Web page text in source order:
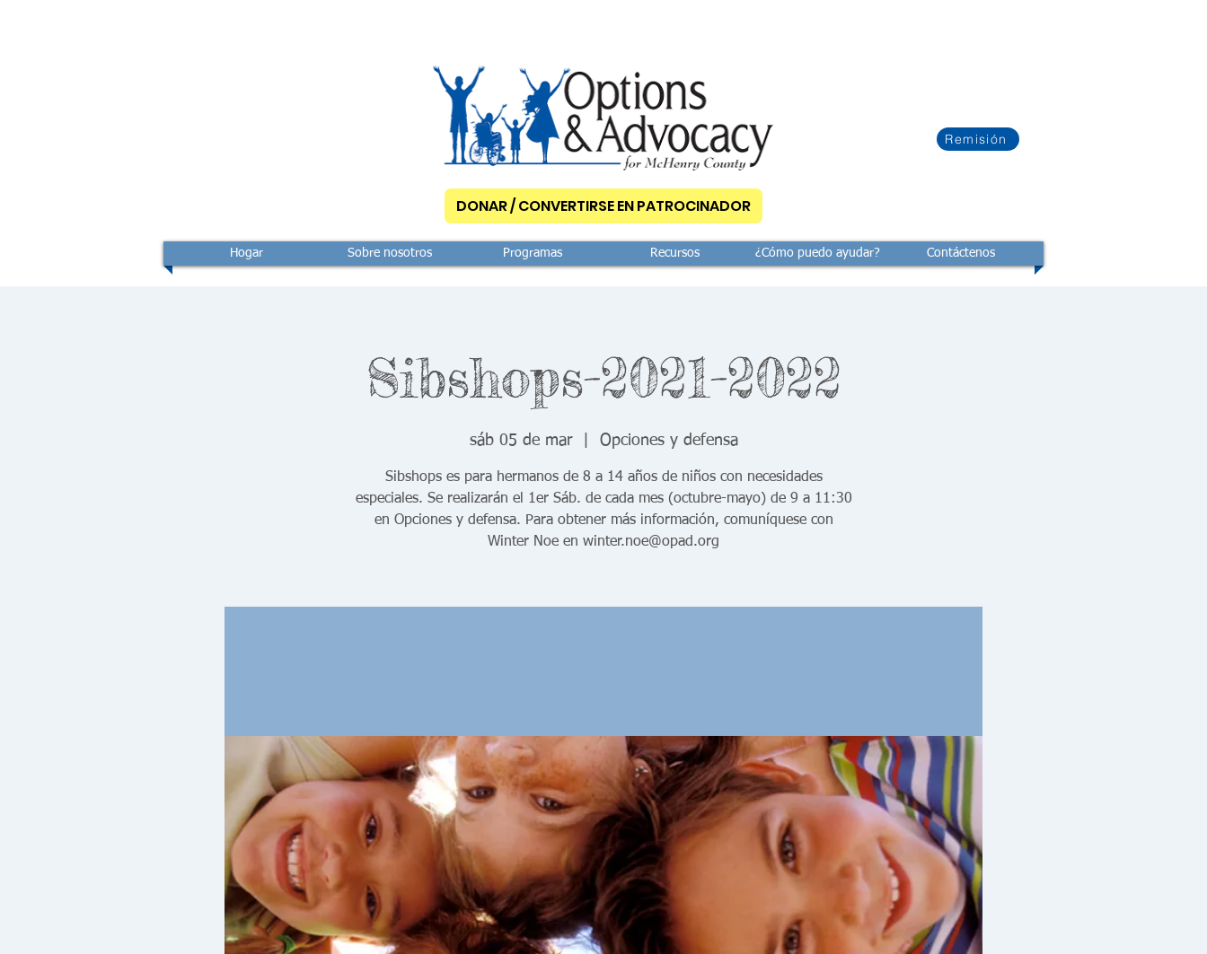
Remisión
DONAR / CONVERTIRSE EN PATROCINADOR
Hogar Sobre nosotros Programas Recursos ¿Cómo puedo ayudar? Contáctenos
Sibshops-2021-2022
sáb 05 de mar
  |
Opciones y defensa
Sibshops es para hermanos de 8 a 14 años de niños con necesidades
especiales. Se realizarán el 1er Sáb. de cada mes (octubre-mayo) de 9 a 11:30
en Opciones y defensa. Para obtener más información, comuníquese con
Winter Noe en winter.noe@opad.org